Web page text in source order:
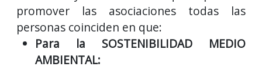
promover las asociaciones todas las
personas coinciden en que:
Para la SOSTENIBILIDAD MEDIO
AMBIENTAL: